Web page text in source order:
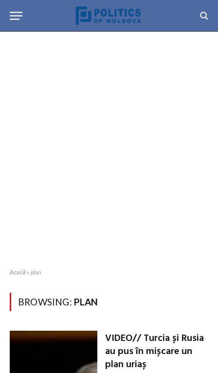
Acasă » plan
BROWSING: PLAN
VIDEO// Turcia și Rusia
au pus în mișcare un
plan uriaș